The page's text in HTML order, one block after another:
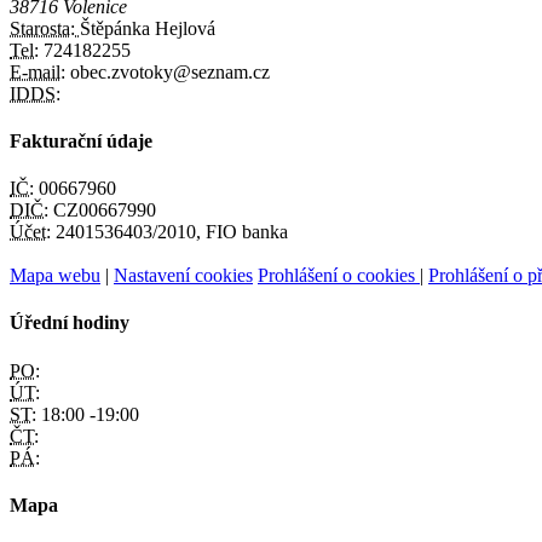
38716 Volenice
Starosta: Štěpánka Hejlová
Tel: 724182255
E-mail: obec.zvotoky@seznam.cz
IDDS:
Fakturační údaje
IČ: 00667960
DIČ: CZ00667990
Účet: 2401536403/2010, FIO banka
Mapa webu | Nastavení cookies Prohlášení o cookies | Prohlášení o
Úřední hodiny
PO:
ÚT:
ST: 18:00 -19:00
ČT:
PÁ:
Mapa